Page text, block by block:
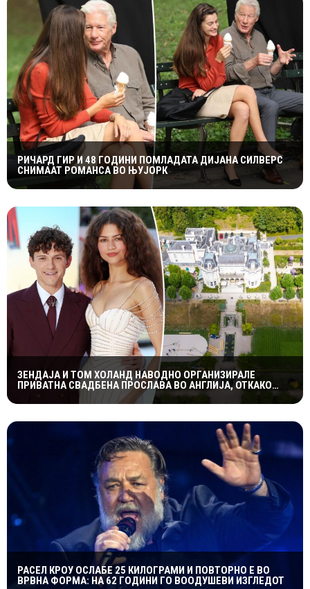
РИЧАРД ГИР И 48 ГОДИНИ ПОМЛАДАТА ДИЈАНА СИЛВЕРС
СНИМААТ РОМАНСА ВО ЊУЈОРК
ЗЕНДАЈА И ТОМ ХОЛАНД НАВОДНО ОРГАНИЗИРАЛЕ
ПРИВАТНА СВАДБЕНА ПРОСЛАВА ВО АНГЛИЈА, ОТКАКО
ТАЈНО СЕ ВЕНЧАЛЕ
РАСЕЛ КРОУ ОСЛАБЕ 25 КИЛОГРАМИ И ПОВТОРНО Е ВО
ВРВНА ФОРМА: НА 62 ГОДИНИ ГО ВООДУШЕВИ ИЗГЛЕДОТ